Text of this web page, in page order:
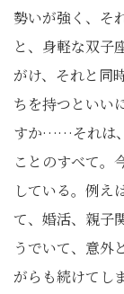
勢いが強く、そ
と、身軽な双子
がけ、それと同
ちを持つといい
すか……それは
ことのすべて。
している。例え
て、婚活、親子
うでいて、意外
がらも続けてし